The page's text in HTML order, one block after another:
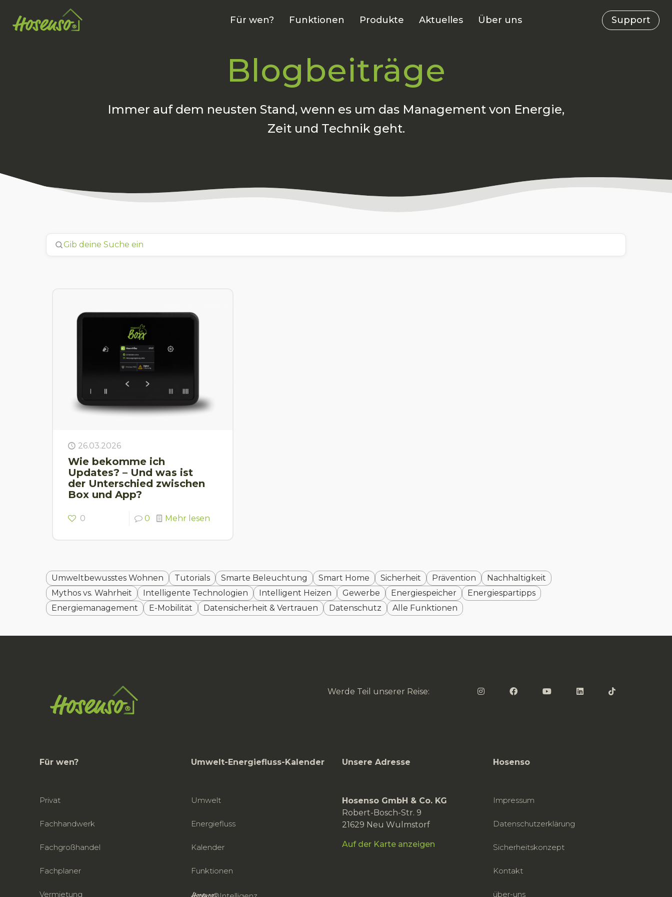
Für wen? Funktionen Produkte Aktuelles Über uns Support
Blogbeiträge
Immer auf dem neusten Stand, wenn es um das Management von Energie,
Zeit und Technik geht.
26.03.2026
Wie bekomme ich
Updates? – Und was ist
der Unterschied zwischen
Box und App?
0 0 Mehr lesen
Umweltbewusstes Wohnen Tutorials Smarte Beleuchtung Smart Home Sicherheit Prävention
Nachhaltigkeit
Mythos vs. Wahrheit
Intelligente Technologien Intelligent Heizen Gewerbe Energiespeicher
Energiespartipps
Energiemanagement
E-Mobilität Datensicherheit & Vertrauen Datenschutz Alle Funktionen
Werde Teil unserer Reise:
Für wen?
Privat
Fachhandwerk
Fachgroßhandel
Fachplaner
Vermietung
Umwelt-Energiefluss-Kalender
Umwelt
Energiefluss
Kalender
Funktionen
Unsere Adresse
Hosenso GmbH & Co. KG
Robert-Bosch-Str. 9
21629 Neu Wulmstorf
Auf der Karte anzeigen
Hosenso
Impressum
Datenschutzerklärung
Sicherheitskonzept
Kontakt
über-uns